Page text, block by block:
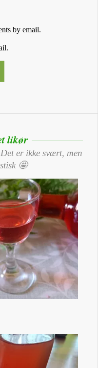
by email.
likør
er ikke svært, men
🤩